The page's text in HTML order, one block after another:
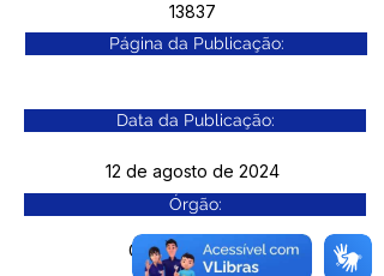
13837
Página da Publicação:
Data da Publicação:
12 de agosto de 2024
Órgão:
Gab. Prefeito(a)